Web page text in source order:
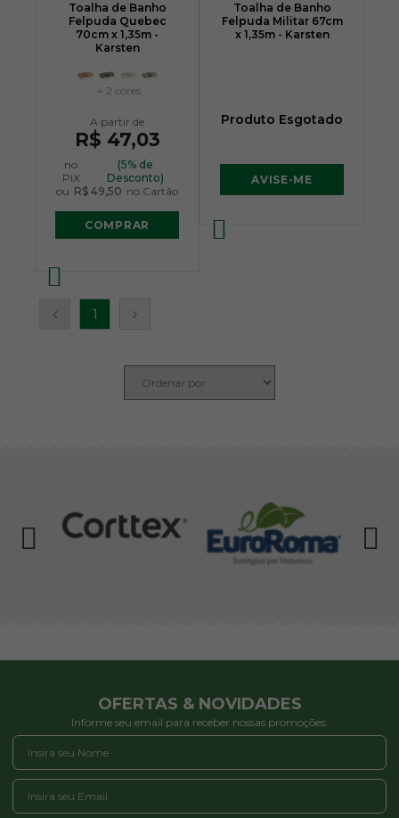
Toalha de Banho
Felpuda Quebec
70cm x 1,35m -
Karsten
+ 2 cores
R$ 47,03
no
PIX
(5% de
Desconto)
ou R$ 49,50 no Cartão
COMPRAR
Toalha de Banho
Felpuda Militar 67cm
x 1,35m - Karsten
Produto Esgotado
AVISE-ME
1
OFERTAS & NOVIDADES
Informe seu email para receber nossas promoções: